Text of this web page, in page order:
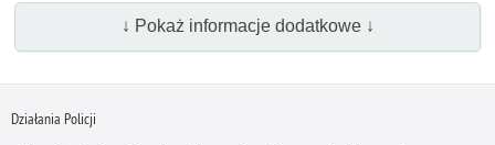
↓ Pokaż informacje dodatkowe ↓
Działania Policji